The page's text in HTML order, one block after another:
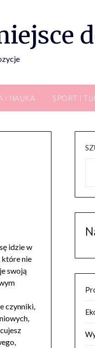
I NAUKA SPORT I
idzie w
które nie
swoją
czynniki,